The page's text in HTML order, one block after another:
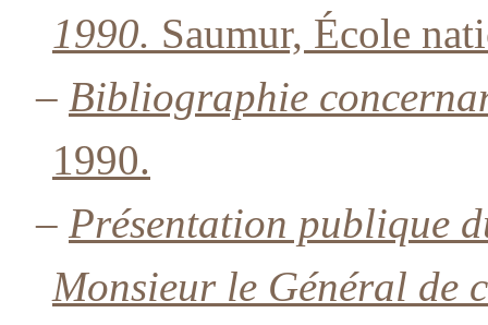
1990. Saumur, École
– Bibliographie
1990.
– Présentation publique
Monsieur le Général de